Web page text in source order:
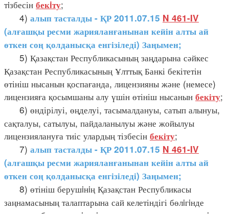
тiзбесін бекiту;
4) алып тасталды - ҚР 2011.07.15 N 461-IV
(алғашқы ресми жарияланғанынан кейін алты ай
өткен соң қолданысқа енгізіледі) Заңымен;
5) Қазақстан Республикасының заңдарына сәйкес
Қазақстан Республикасының Ұлттық Банкі бекітетін
өтініш нысанын қоспағанда, лицензияны және (немесе)
лицензияға қосымшаны алу үшін өтініш нысанын бекіту;
6) өндірілуі, өңделуі, тасымалдануы, сатып алынуы,
сақталуы, сатылуы, пайдаланылуы және жойылуы
лицензиялануға тиіс улардың тізбесін бекіту;
7) алып тасталды - ҚР 2011.07.15 N 461-IV
(алғашқы ресми жарияланғанынан кейін алты ай
өткен соң қолданысқа енгізіледі) Заңымен;
8) өтініш берушiнiң Қазақстан Республикасы
заңнамасының талаптарына сай келетіндігі бөлiгiнде